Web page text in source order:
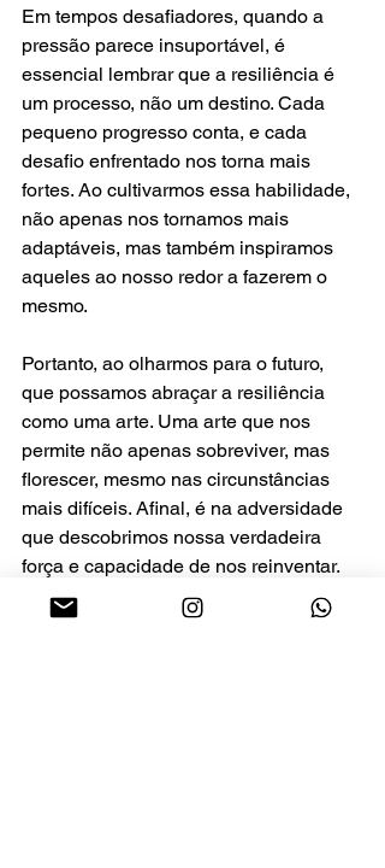
Em tempos desafiadores, quando a
pressão parece insuportável, é
essencial lembrar que a resiliência é
um processo, não um destino. Cada
pequeno progresso conta, e cada
desafio enfrentado nos torna mais
fortes. Ao cultivarmos essa habilidade,
não apenas nos tornamos mais
adaptáveis, mas também inspiramos
aqueles ao nosso redor a fazerem o
mesmo.
Portanto, ao olharmos para o futuro,
que possamos abraçar a resiliência
como uma arte. Uma arte que nos
permite não apenas sobreviver, mas
florescer, mesmo nas circunstâncias
mais difíceis. Afinal, é na adversidade
que descobrimos nossa verdadeira
força e capacidade de nos reinventar.
inteligência emocional
resiliência